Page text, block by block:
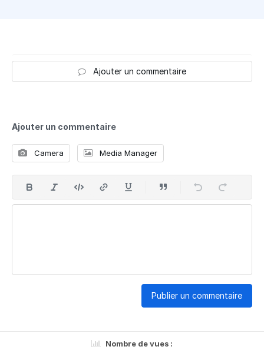
Ajouter un commentaire
Ajouter un commentaire
Camera Media Manager
Publier un commentaire
Nombre de vues :